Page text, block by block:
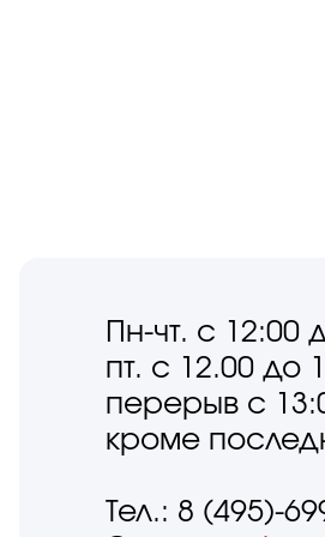
Пн-чт. с 12:00
пт. с 12.00 до
перерыв с
кроме
Тел.: 8 (495)-